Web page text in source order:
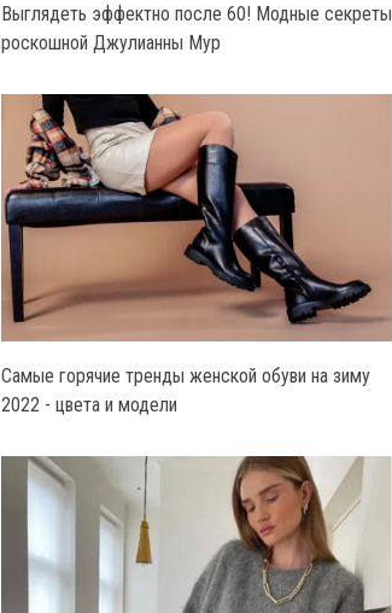
Выглядеть эффектно после 60! Модные секреты
роскошной Джулианны Мур
Самые горячие тренды женской обуви на зиму
2022 - цвета и модели